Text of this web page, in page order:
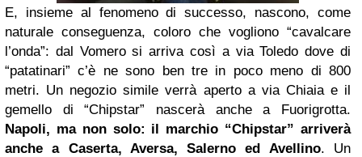
E, insieme al fenomeno di successo, nascono, come
naturale conseguenza, coloro che vogliono “cavalcare
l’onda”: dal Vomero si arriva così a via Toledo dove di
“patatinari” c’è ne sono ben tre in poco meno di 800
metri. Un negozio simile verrà aperto a via Chiaia e il
gemello di “Chipstar” nascerà anche a Fuorigrotta.
Napoli, ma non solo: il marchio “Chipstar” arriverà
anche a Caserta, Aversa, Salerno ed Avellino. Un